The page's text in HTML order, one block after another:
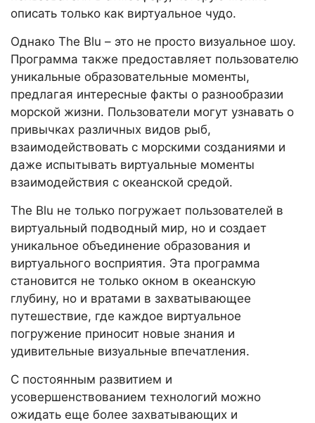
описать только как виртуальное чудо.
Однако The Blu – это не просто визуальное шоу.
Программа также предоставляет пользователю
уникальные образовательные моменты,
предлагая интересные факты о разнообразии
морской жизни. Пользователи могут узнавать о
привычках различных видов рыб,
взаимодействовать с морскими созданиями и
даже испытывать виртуальные моменты
взаимодействия с океанской средой.
The Blu не только погружает пользователей в
виртуальный подводный мир, но и создает
уникальное объединение образования и
виртуального восприятия. Эта программа
становится не только окном в океанскую
глубину, но и вратами в захватывающее
путешествие, где каждое виртуальное
погружение приносит новые знания и
удивительные визуальные впечатления.
С постоянным развитием и
усовершенствованием технологий можно
ожидать еще более захватывающих и